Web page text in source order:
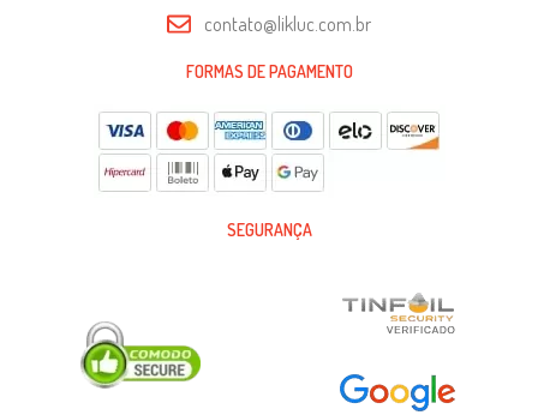
contato@likluc.com.br
FORMAS DE PAGAMENTO
SEGURANÇA